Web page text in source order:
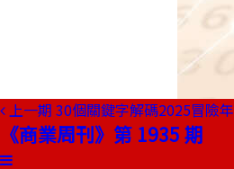
上一期 30個關鍵字解碼2025冒險年
《商業周刊》第 1935 期